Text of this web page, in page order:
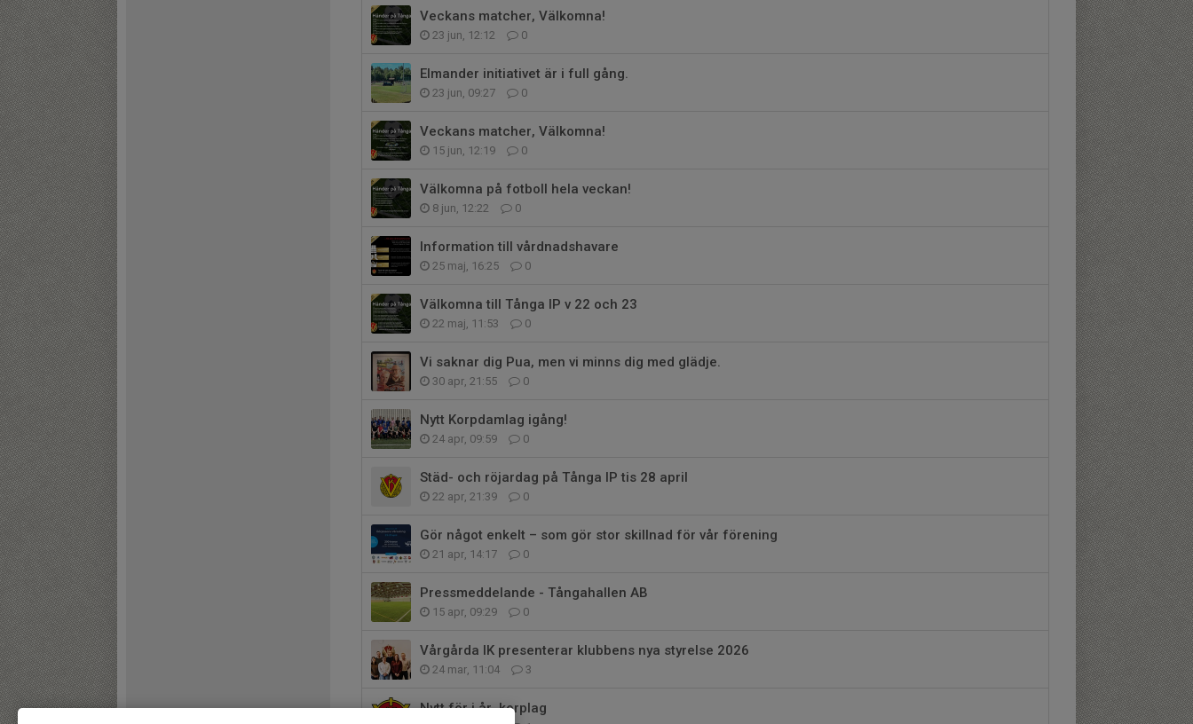
Veckans matcher, Välkomna!
23 jun, 12:12 0
Elmander initiativet är i full gång.
23 jun, 09:27 0
Veckans matcher, Välkomna!
15 jun, 12:19 0
Välkomna på fotboll hela veckan!
8 jun, 12:22 0
Information till vårdnadshavare
25 maj, 16:25 0
Välkomna till Tånga IP v 22 och 23
22 maj, 11:53 0
Vi saknar dig Pua, men vi minns dig med glädje.
30 apr, 21:55 0
Nytt Korpdamlag igång!
24 apr, 09:59 0
Städ- och röjardag på Tånga IP tis 28 april
22 apr, 21:39 0
Gör något enkelt – som gör stor skillnad för vår förening
21 apr, 14:17 0
Pressmeddelande - Tångahallen AB
15 apr, 09:29 0
Vårgårda IK presenterar klubbens nya styrelse 2026
24 mar, 11:04 3
Nytt för i år, korplag